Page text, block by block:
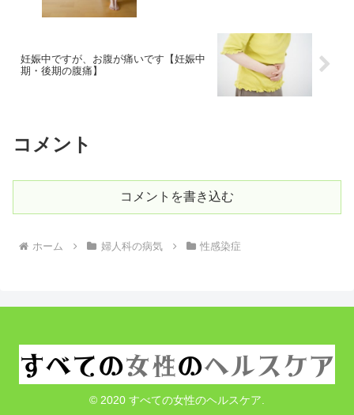
妊娠中ですが、お腹が痛いです【妊娠中
期・後期の腹痛】
コメント
コメントを書き込む
ホーム 婦人科の病気 性感染症
© 2020 すべての女性のヘルスケア.